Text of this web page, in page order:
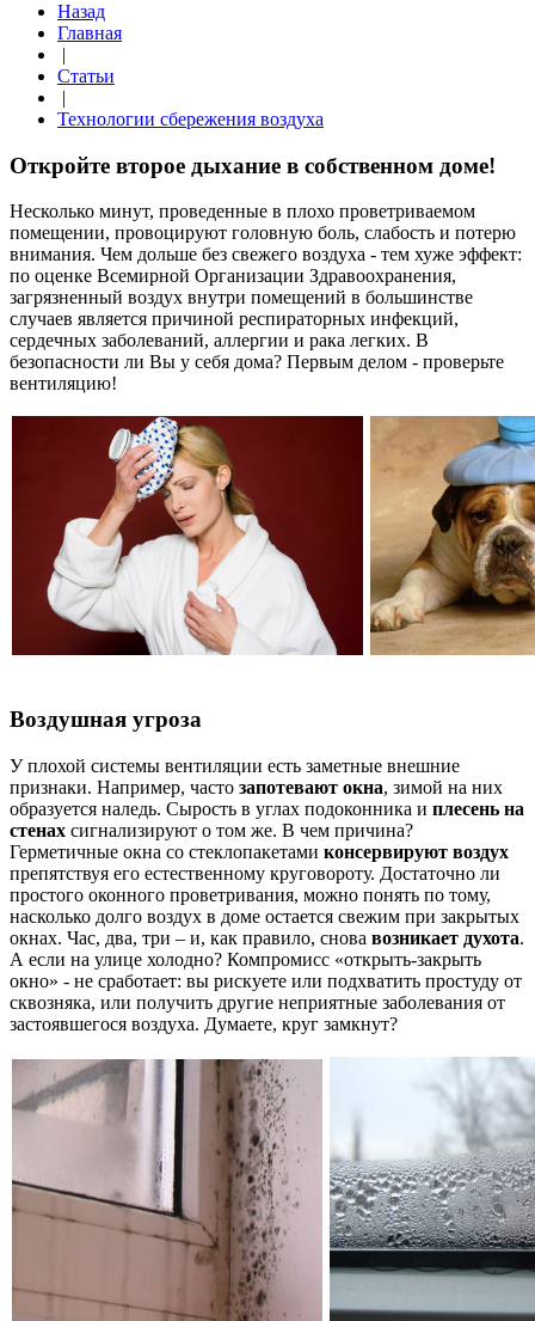
Назад
Главная
|
Статьи
|
Технологии сбережения воздуха
Откройте второе дыхание в собственном доме!
Несколько минут, проведенные в плохо проветриваемом
помещении, провоцируют головную боль, слабость и потерю
внимания. Чем дольше без свежего воздуха - тем хуже эффект:
по оценке Всемирной Организации Здравоохранения,
загрязненный воздух внутри помещений в большинстве
случаев является причиной респираторных инфекций,
сердечных заболеваний, аллергии и рака легких. В
безопасности ли Вы у себя дома? Первым делом - проверьте
вентиляцию!
Воздушная угроза
У плохой системы вентиляции есть заметные внешние
признаки. Например, часто запотевают окна, зимой на них
образуется наледь. Сырость в углах подоконника и плесень на
стенах сигнализируют о том же. В чем причина?
Герметичные окна со стеклопакетами консервируют воздух
препятствуя его естественному круговороту. Достаточно ли
простого оконного проветривания, можно понять по тому,
насколько долго воздух в доме остается свежим при закрытых
окнах. Час, два, три – и, как правило, снова возникает духота.
А если на улице холодно? Компромисс «открыть-закрыть
окно» - не сработает: вы рискуете или подхватить простуду от
сквозняка, или получить другие неприятные заболевания от
застоявшегося воздуха. Думаете, круг замкнут?